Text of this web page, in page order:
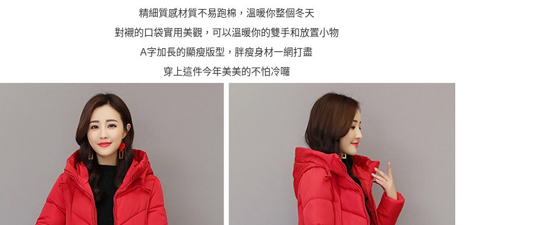
精細質感材質不易跑棉，溫暖你整個冬天
對襯的口袋實用美觀，可以溫暖你的雙手和放置小物
A字加長的顯瘦版型，胖瘦身材一網打盡
穿上這件今年美美的不怕冷囉